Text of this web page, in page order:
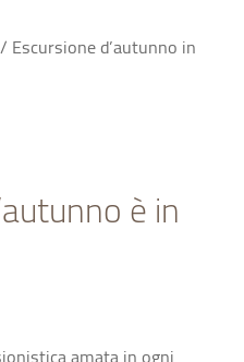
/ Escursione d’autunno in
è in